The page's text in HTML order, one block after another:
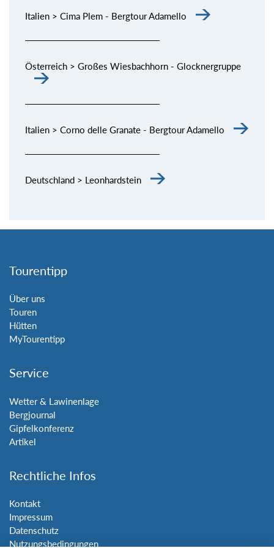
Italien > Cima Plem - Bergtour Adamello
Österreich > Großes Wiesbachhorn - Glocknergruppe
Italien > Corno delle Granate - Bergtour Adamello
Deutschland > Leonhardstein
Tourentipp
Über uns
Touren
Hütten
MyTourentipp
Service
Wetter & Lawinenlage
Bergjournal
Gipfelkonferenz
Artikel
Rechtliche Infos
Kontakt
Impressum
Datenschutz
Nutzungsbedingungen